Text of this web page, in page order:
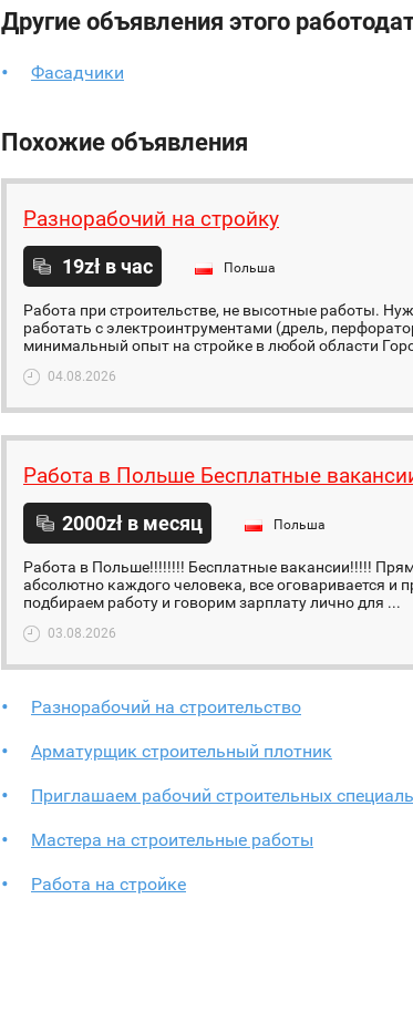
Другие объявления этого
Фасадчики
Похожие объявления
Разнорабочий на стройкy
19zł в час Польша
Работа при строительстве, не высотные работы.
работать с электроинтрументами (дрель,
минимальный опыт на стройке в любой области
04.08.2026
Работа в Польше Бесплатные
2000zł в месяц Польша
Работа в Польше!!!!!!!! Бесплатные вакансии!!!!!
абсолютно каждого человека, все оговаривается
подбираем работу и говорим зарплату лично для ...
03.08.2026
Разнорабочий на строительство
Арматурщик строительный плотник
Приглашаем рабочий строительных
Мастера на строительные работы
Работа на стройке